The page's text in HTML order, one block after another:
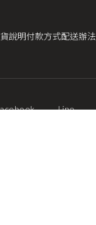
說明付款方式配送辦法
Line